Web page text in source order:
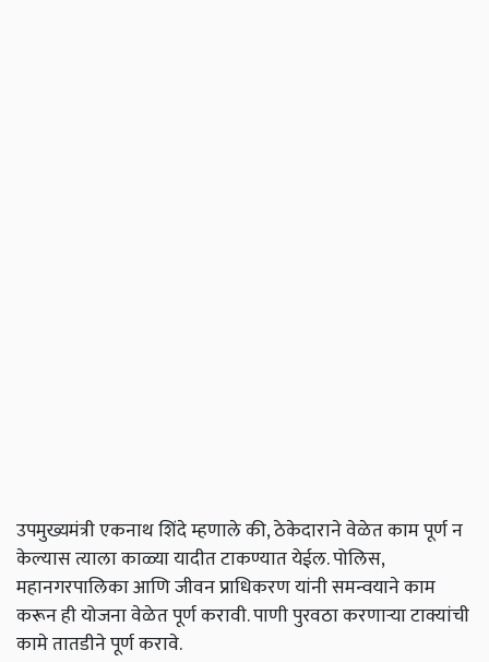
उपमुख्यमंत्रीएकनाथशिंदेम्हणालेकी,ठेकेदारानेवेळेतकामपूर्णन
केल्यासत्यालाकाळ्यायादीतटाकण्यातयेईल.पोलिस,
महानगरपालिकाआणिजीवनप्राधिकरणयांनीसमन्वयानेकाम
करूनहीयोजनावेळेतपूर्णकरावी.पाणीपुरवठाकरणाऱ्याटाक्यांची
कामेतातडीनेपूर्णकरावे.